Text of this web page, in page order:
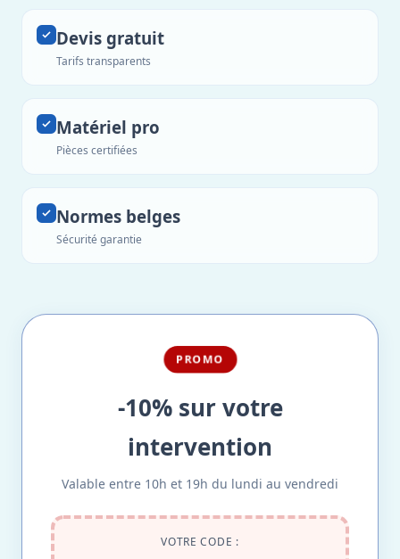
Devis gratuit
Tarifs transparents
Matériel pro
Pièces certifiées
Normes belges
Sécurité garantie
PROMO
-10% sur votre
intervention
Valable entre 10h et 19h du lundi au vendredi
VOTRE CODE :